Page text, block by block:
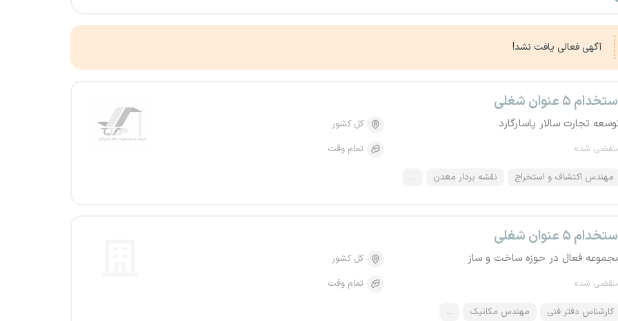
آگهی فعالی یافت نشد!
۵ عنوان شغلی
تجارت سالار پاسارگارد
شده
کل کشور
تمام وقت
مهندس اکتشاف و استخراج نقشه بردار معدن ...
۵ عنوان شغلی
فعال در حوزه ساخت و ساز
شده
کل کشور
تمام وقت
کارشناس دفتر فنی مهندس مکانیک ...